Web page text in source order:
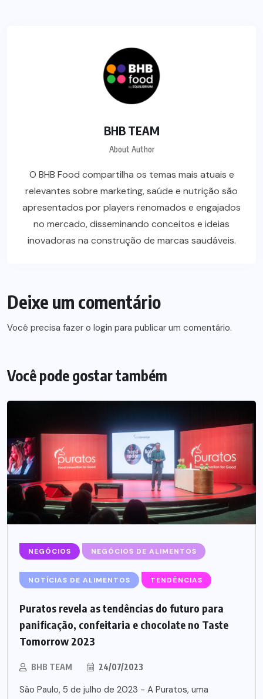
BHB TEAM
About Author
O BHB Food compartilha os temas mais atuais e
relevantes sobre marketing, saúde e nutrição são
apresentados por players renomados e engajados
no mercado, disseminando conceitos e ideias
inovadoras na construção de marcas saudáveis.
Deixe um comentário
Você precisa fazer o login para publicar um comentário.
Você pode gostar também
NEGÓCIOS NEGÓCIOS DE ALIMENTOS
NOTÍCIAS DE ALIMENTOS TENDÊNCIAS
Puratos revela as tendências do futuro para
panificação, confeitaria e chocolate no Taste
Tomorrow 2023
BHB TEAM 24/07/2023
São Paulo, 5 de julho de 2023 - A Puratos, uma